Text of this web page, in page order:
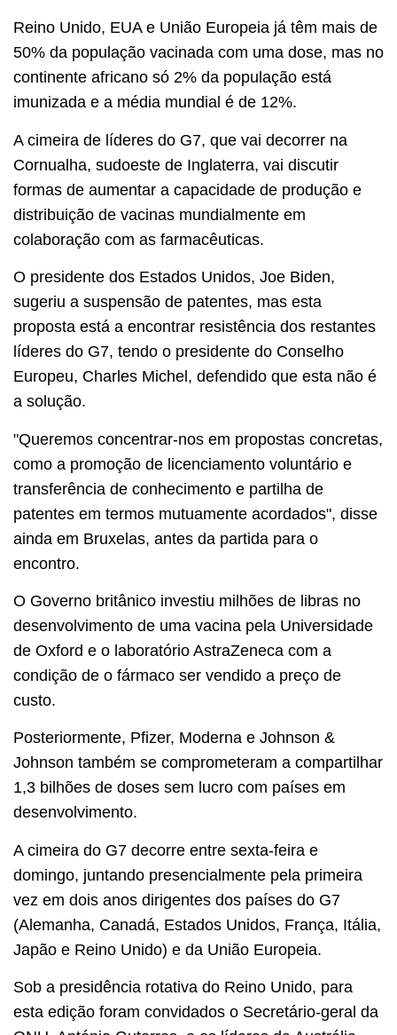
Reino Unido, EUA e União Europeia já têm mais de
50% da população vacinada com uma dose, mas no
continente africano só 2% da população está
imunizada e a média mundial é de 12%.
A cimeira de líderes do G7, que vai decorrer na
Cornualha, sudoeste de Inglaterra, vai discutir
formas de aumentar a capacidade de produção e
distribuição de vacinas mundialmente em
colaboração com as farmacêuticas.
O presidente dos Estados Unidos, Joe Biden,
sugeriu a suspensão de patentes, mas esta
proposta está a encontrar resistência dos restantes
líderes do G7, tendo o presidente do Conselho
Europeu, Charles Michel, defendido que esta não é
a solução.
"Queremos concentrar-nos em propostas concretas,
como a promoção de licenciamento voluntário e
transferência de conhecimento e partilha de
patentes em termos mutuamente acordados", disse
ainda em Bruxelas, antes da partida para o
encontro.
O Governo britânico investiu milhões de libras no
desenvolvimento de uma vacina pela Universidade
de Oxford e o laboratório AstraZeneca com a
condição de o fármaco ser vendido a preço de
custo.
Posteriormente, Pfizer, Moderna e Johnson &
Johnson também se comprometeram a compartilhar
1,3 bilhões de doses sem lucro com países em
desenvolvimento.
A cimeira do G7 decorre entre sexta-feira e
domingo, juntando presencialmente pela primeira
vez em dois anos dirigentes dos países do G7
(Alemanha, Canadá, Estados Unidos, França, Itália,
Japão e Reino Unido) e da União Europeia.
Sob a presidência rotativa do Reino Unido, para
esta edição foram convidados o Secretário-geral da